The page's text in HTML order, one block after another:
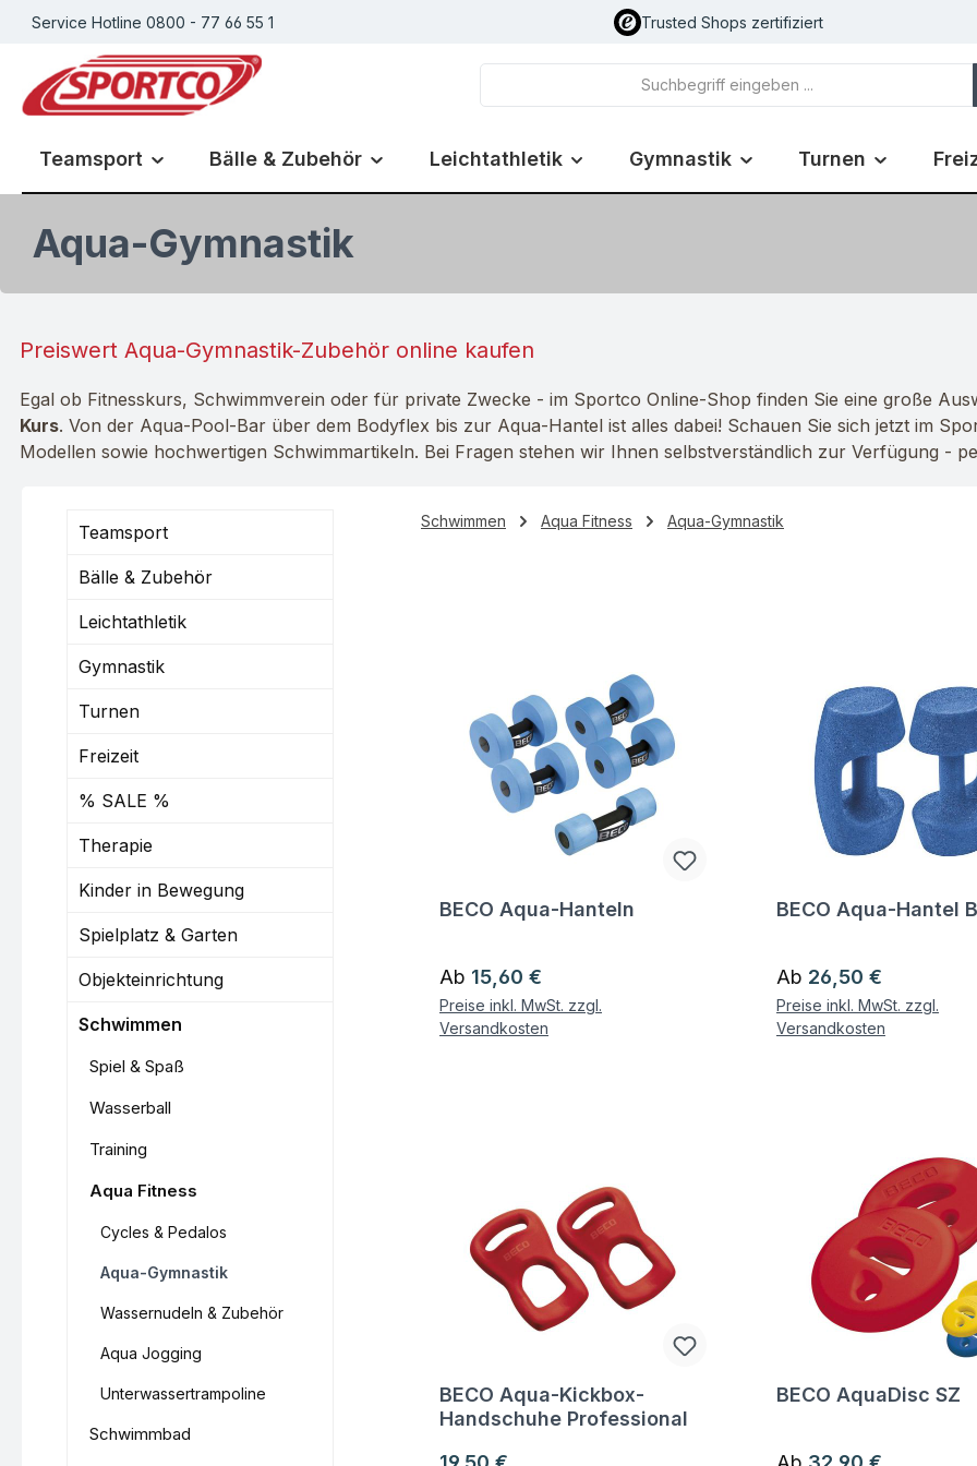
Hauptinhalt springen
Zur Suche springen
Zur Hauptnavigation springen
Service Hotline 0800 - 77 66 55 1 Trusted Shops zertifiziert
Teamsport Bälle & Zubehör Leichtathletik Gymnastik Turnen
Aqua-Gymnastik
Preiswert Aqua-Gymnastik-Zubehör online kaufen
Egal ob Fitnesskurs, Schwimmverein oder für private Zwecke - im Sportco Online-Shop finden Sie eine große
Kurs. Von der Aqua-Pool-Bar über dem Bodyflex bis zur Aqua-Hantel ist alles dabei! Schauen Sie sich jetzt im
Modellen sowie hochwertigen Schwimmartikeln. Bei Fragen stehen wir Ihnen selbstverständlich zur Verfügung -
Teamsport
Bälle & Zubehör
Leichtathletik
Gymnastik
Turnen
Freizeit
% SALE %
Therapie
Kinder in Bewegung
Spielplatz & Garten
Objekteinrichtung
Schwimmen
Spiel & Spaß
Wasserball
Training
Aqua Fitness
Cycles & Pedalos
Aqua-Gymnastik
Wassernudeln & Zubehör
Aqua Jogging
Unterwassertrampoline
Schwimmbad
Schwimmen Aqua Fitness Aqua-Gymnastik
Fragen zum Artikel
BECO Aqua-Hanteln
Regulärer Preis:
Ab 15,60 €
Preise inkl. MwSt. zzgl.
Versandkosten
Fragen zum Artikel
BECO Aqua-Hantel
Regulärer Preis:
Ab 26,50 €
Preise inkl. MwSt. zzgl.
Versandkosten
Fragen zum Artikel
BECO Aqua-Kickbox-
Handschuhe Professional
Regulärer Preis:
Fragen zum Artikel
BECO AquaDisc SZ
Regulärer Preis: